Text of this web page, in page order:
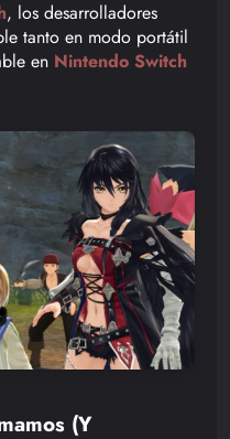
, los desarrolladores
tanto en modo portátil
en Nintendo Switch
(y